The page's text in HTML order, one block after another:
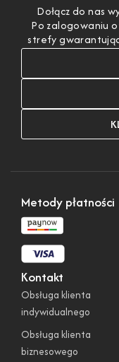
Dołącz do nas
Po zalogowaniu
strefy
Kontakt
Obsługa klienta
indywidualnego
Obsługa klienta
biznesowego
Metody płatności